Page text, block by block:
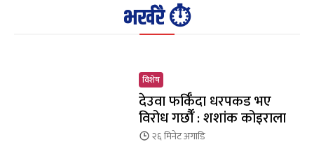
भर्खरै ⏱️
विशेष
देउवा फर्किँदा धरपकड भए
विरोध गर्छौँं : शशांक कोइराला
२६ मिनेटअगाडि